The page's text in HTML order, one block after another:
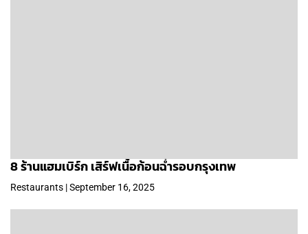
8 ร้านแฮมเบิร์ก เสิร์ฟเนื้อก้อนฉ่ำรอบกรุงเทพ
Restaurants | September 16, 2025